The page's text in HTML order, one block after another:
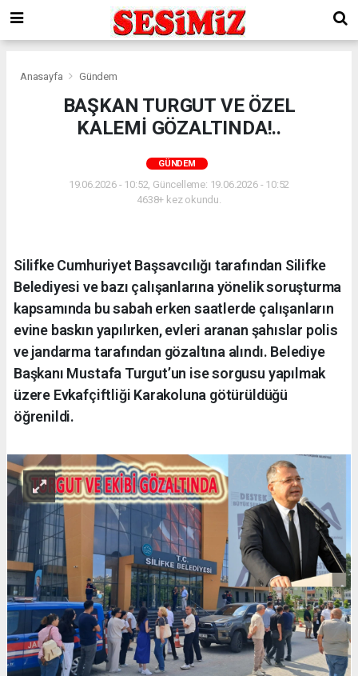
Anasayfa Gündem
BAŞKAN TURGUT VE ÖZEL
KALEMİ GÖZALTINDA!..
GÜNDEM
19.06.2026 - 10:52, Güncelleme: 19.06.2026 - 10:52
4638+ kez okundu.
Silifke Cumhuriyet Başsavcılığı tarafından Silifke
Belediyesi ve bazı çalışanlarına yönelik soruşturma
kapsamında bu sabah erken saatlerde çalışanların
evine baskın yapılırken, evleri aranan şahıslar polis
ve jandarma tarafından gözaltına alındı. Belediye
Başkanı Mustafa Turgut’un ise sorgusu yapılmak
üzere Evkafçiftliği Karakoluna götürüldüğü
öğrenildi.